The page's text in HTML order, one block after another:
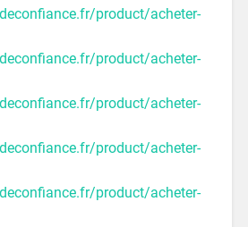
product/acheter-
product/acheter-
product/acheter-
product/acheter-
product/acheter-